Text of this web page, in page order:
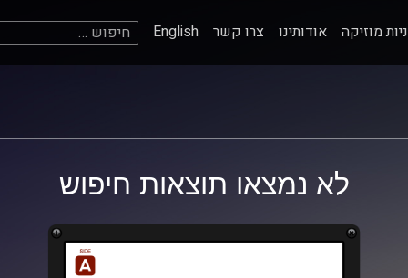
מוזיקה אודותינו צרו קשר English חיפוש:
לא נמצאו תוצאות חיפוש